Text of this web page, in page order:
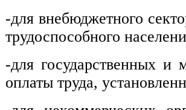
-для внебюджетного
трудоспособного
-для государственных
оплаты труда,